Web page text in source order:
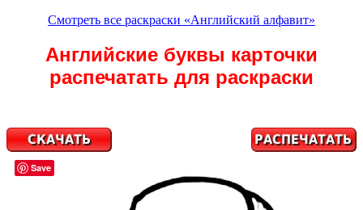
Смотреть все раскраски «Английский алфавит»
Английские буквы карточки
распечатать для раскраски
Save